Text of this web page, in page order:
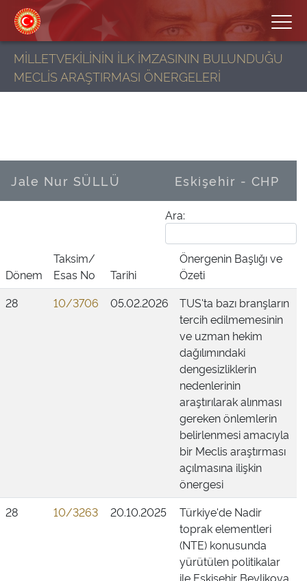
MİLLETVEKİLİNİN İLK İMZASININ BULUNDUĞU
MECLİS ARAŞTIRMASI ÖNERGELERİ
Jale Nur SÜLLÜ Eskişehir - CHP
Ara:
Dönem
Taksim/
Esas No
Tarihi
Önergenin Başlığı ve
Özeti
28
10/3706 05.02.2026
TUS'ta bazı branşların
tercih edilmemesinin
ve uzman hekim
dağılımındaki
dengesizliklerin
nedenlerinin
araştırılarak alınması
gereken önlemlerin
belirlenmesi amacıyla
bir Meclis araştırması
açılmasına ilişkin
önergesi
28
10/3263 20.10.2025
Türkiye'de Nadir
toprak elementleri
(NTE) konusunda
yürütülen politikalar
ile Eskişehir Beylikova